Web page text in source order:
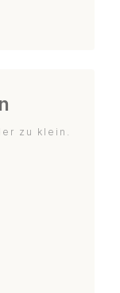
zu klein.